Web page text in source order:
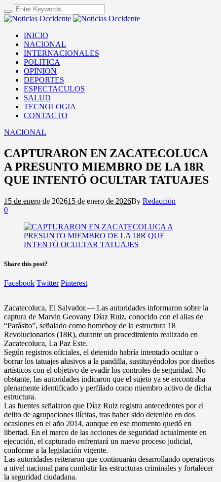
INICIO
NACIONAL
INTERNACIONALES
POLITICA
OPINION
DEPORTES
ESPECTACULOS
SALUD
TECNOLOGIA
CONTACTO
NACIONAL
CAPTURARON EN ZACATECOLUCA
A PRESUNTO MIEMBRO DE LA 18R
QUE INTENTÓ OCULTAR TATUAJES
15 de enero de 202615 de enero de 2026By Redacción
0
Share this post?
Facebook Twitter Pinterest
Zacatecoluca, El Salvador.— Las autoridades informaron sobre la
captura de Marvin Geovany Díaz Ruiz, conocido con el alias de
“Parásito”, señalado como homeboy de la estructura 18
Revolucionarios (18R), durante un procedimiento realizado en
Zacatecoluca, La Paz Este.
Según registros oficiales, el detenido habría intentado ocultar o
borrar los tatuajes alusivos a la pandilla, sustituyéndolos por diseños
artísticos con el objetivo de evadir los controles de seguridad. No
obstante, las autoridades indicaron que el sujeto ya se encontraba
plenamente identificado y perfilado como miembro activo de dicha
estructura.
Las fuentes señalaron que Díaz Ruiz registra antecedentes por el
delito de agrupaciones ilícitas, tras haber sido detenido en dos
ocasiones en el año 2014, aunque en ese momento quedó en
libertad. En el marco de las acciones de seguridad actualmente en
ejecución, el capturado enfrentará un nuevo proceso judicial,
conforme a la legislación vigente.
Las autoridades reiteraron que continuarán desarrollando operativos
a nivel nacional para combatir las estructuras criminales y fortalecer
la seguridad ciudadana.